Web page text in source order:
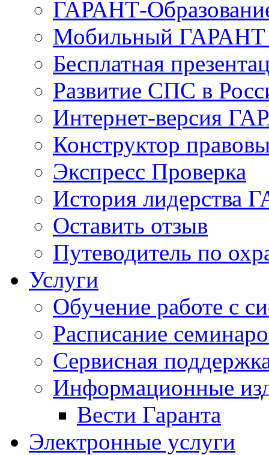
ГАРАНТ-
Мобильный ГАРАНТ
Бесплатная
Развитие СПС в
Интернет-версия
Конструктор
Экспресс Проверка
История лидерства
Оставить отзыв
Путеводитель по
Услуги
Обучение работе с
Расписание
Сервисная
Информационные
Вести Гаранта
Электронные услуги